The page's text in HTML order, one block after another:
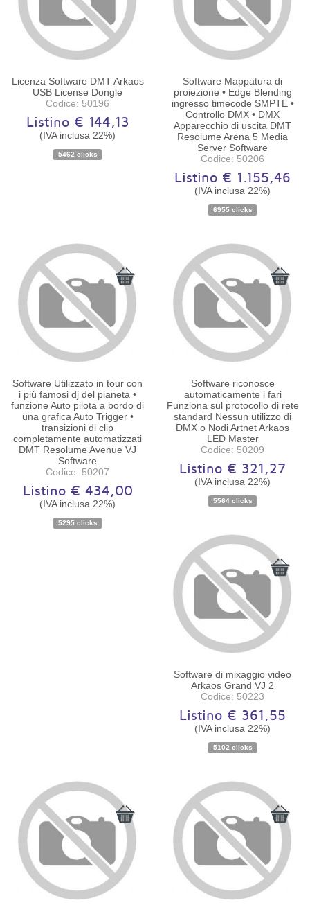
Disponibilità:Ordinabile
Licenza Software DMT Arkaos
USB License Dongle
Codice: 50196
Listino € 144,13
(IVA inclusa 22%)
5462 clicks Disponibilità:Ordinabile
Software Mappatura di
proiezione • Edge Blending
ingresso timecode SMPTE •
Controllo DMX • DMX
Apparecchio di uscita DMT
Resolume Arena 5 Media
Server Software
Codice: 50206
Listino € 1.155,46
(IVA inclusa 22%)
6955 clicks
Disponibilità:Ordinabile
Software Utilizzato in tour con
i più famosi dj del pianeta •
funzione Auto pilota a bordo di
una grafica Auto Trigger •
transizioni di clip
completamente automatizzati
DMT Resolume Avenue VJ
Software
Codice: 50207
Listino € 434,00
(IVA inclusa 22%)
5295 clicks
Software riconosce
automaticamente i fari
Funziona sul protocollo di rete
standard Nessun utilizzo di
DMX o Nodi Artnet Arkaos
LED Master
Codice: 50209
Listino € 321,27
(IVA inclusa 22%)
5564 clicks
Disponibilità:Ordinabile
Software di mixaggio video
Arkaos Grand VJ 2
Codice: 50223
Listino € 361,55
(IVA inclusa 22%)
5102 clicks